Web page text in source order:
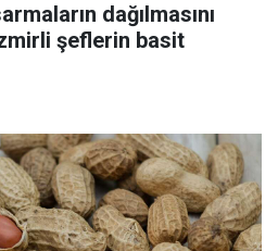
dağılmasını
şeflerin basit